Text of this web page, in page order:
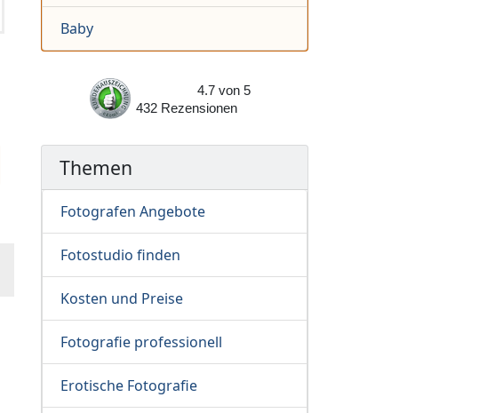
Baby
4.7 von5
432
Rezensionen
Themen
Fotografen Angebote
Fotostudio finden
Kosten und Preise
Fotografie professionell
Erotische Fotografie